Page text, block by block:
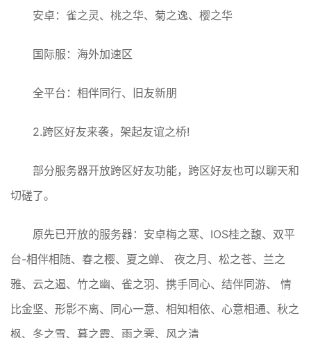
安卓：雀之灵、桃之华、菊之逸、樱之华
国际服：海外加速区
全平台：相伴同行、旧友新朋
2.跨区好友来袭，架起友谊之桥!
部分服务器开放跨区好友功能，跨区好友也可以聊天和
切磋了。
原先已开放的服务器：安卓梅之寒、IOS桂之馥、双平
台-相伴相随、春之樱、夏之蝉、 夜之月、松之苍、兰之
雅、云之遏、竹之幽、雀之羽、携手同心、结伴同游、 情
比金坚、形影不离、同心一意、相知相依、心意相通、秋之
枫、冬之雪、暮之霞、雨之霁、风之清